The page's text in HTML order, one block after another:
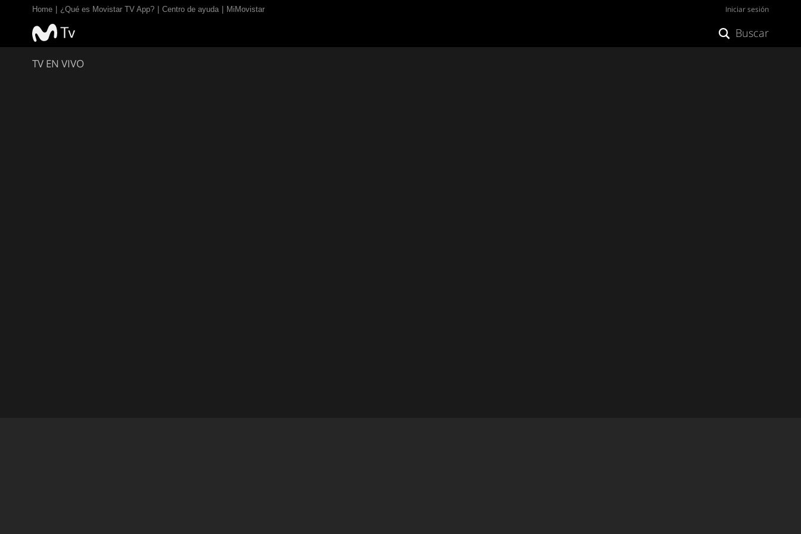
Home ¿Qué es Movistar TV App? Centro de ayuda MiMovistar Iniciar sesión
Buscar
TV EN VIVO